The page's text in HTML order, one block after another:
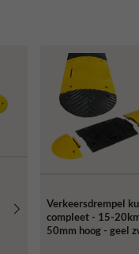
Verkeersdrempel
compleet - 15-
50mm hoog - geel